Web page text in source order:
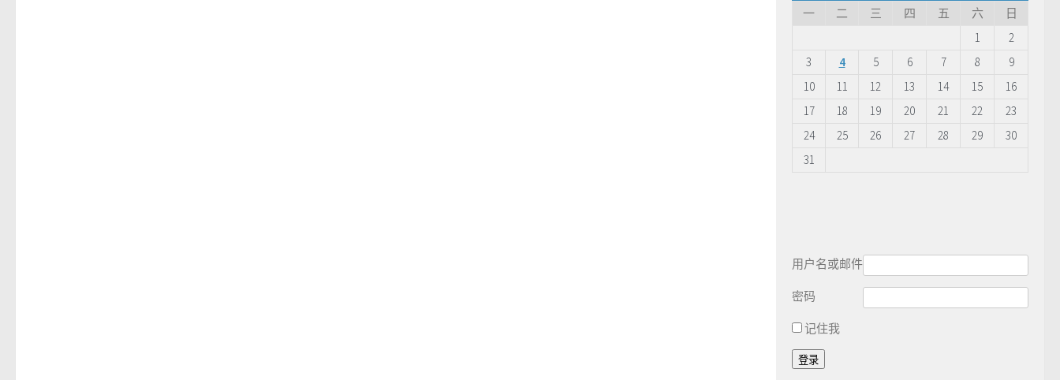
一
二 三 四 五 六
日
1
2
3
4 5 6 7 8
9
10
11 12 13 14 15
16
17
18 19 20 21 22
23
24
25 26 27 28 29
30
31
用户名或邮件
密码
记住我